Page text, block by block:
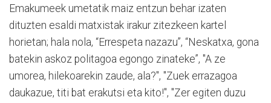
Emakumeek umetatik maiz entzun behar izaten
dituzten esaldi matxistak irakur zitezkeen kartel
horietan; hala nola, “Errespeta nazazu”, “Neskatxa, gona
batekin askoz politagoa egongo zinateke”, "A ze
umorea, hilekoarekin zaude, ala?", "Zuek errazagoa
daukazue, titi bat erakutsi eta kito!", "Zer egiten duzu